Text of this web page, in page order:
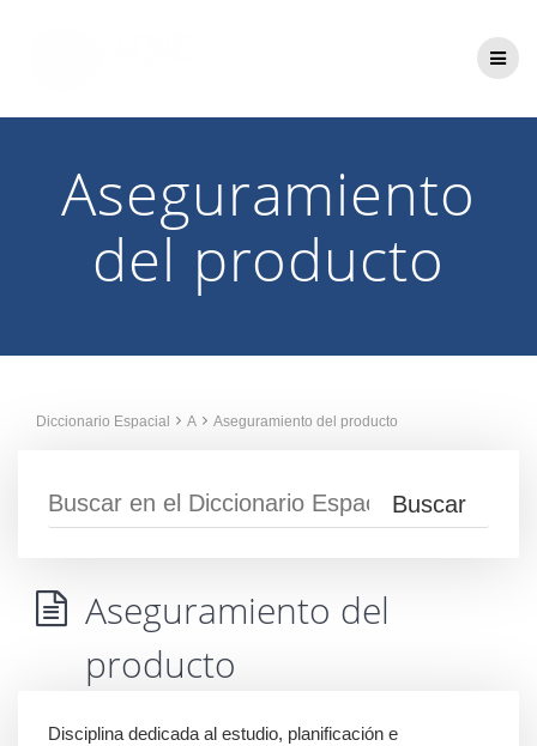
Aseguramiento
del producto
Diccionario Espacial A Aseguramiento del producto
Aseguramiento del
producto
Disciplina dedicada al estudio, planificación e